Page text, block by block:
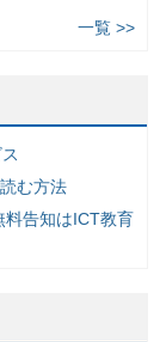
一覧 >>
む方法
料告知はICT教育